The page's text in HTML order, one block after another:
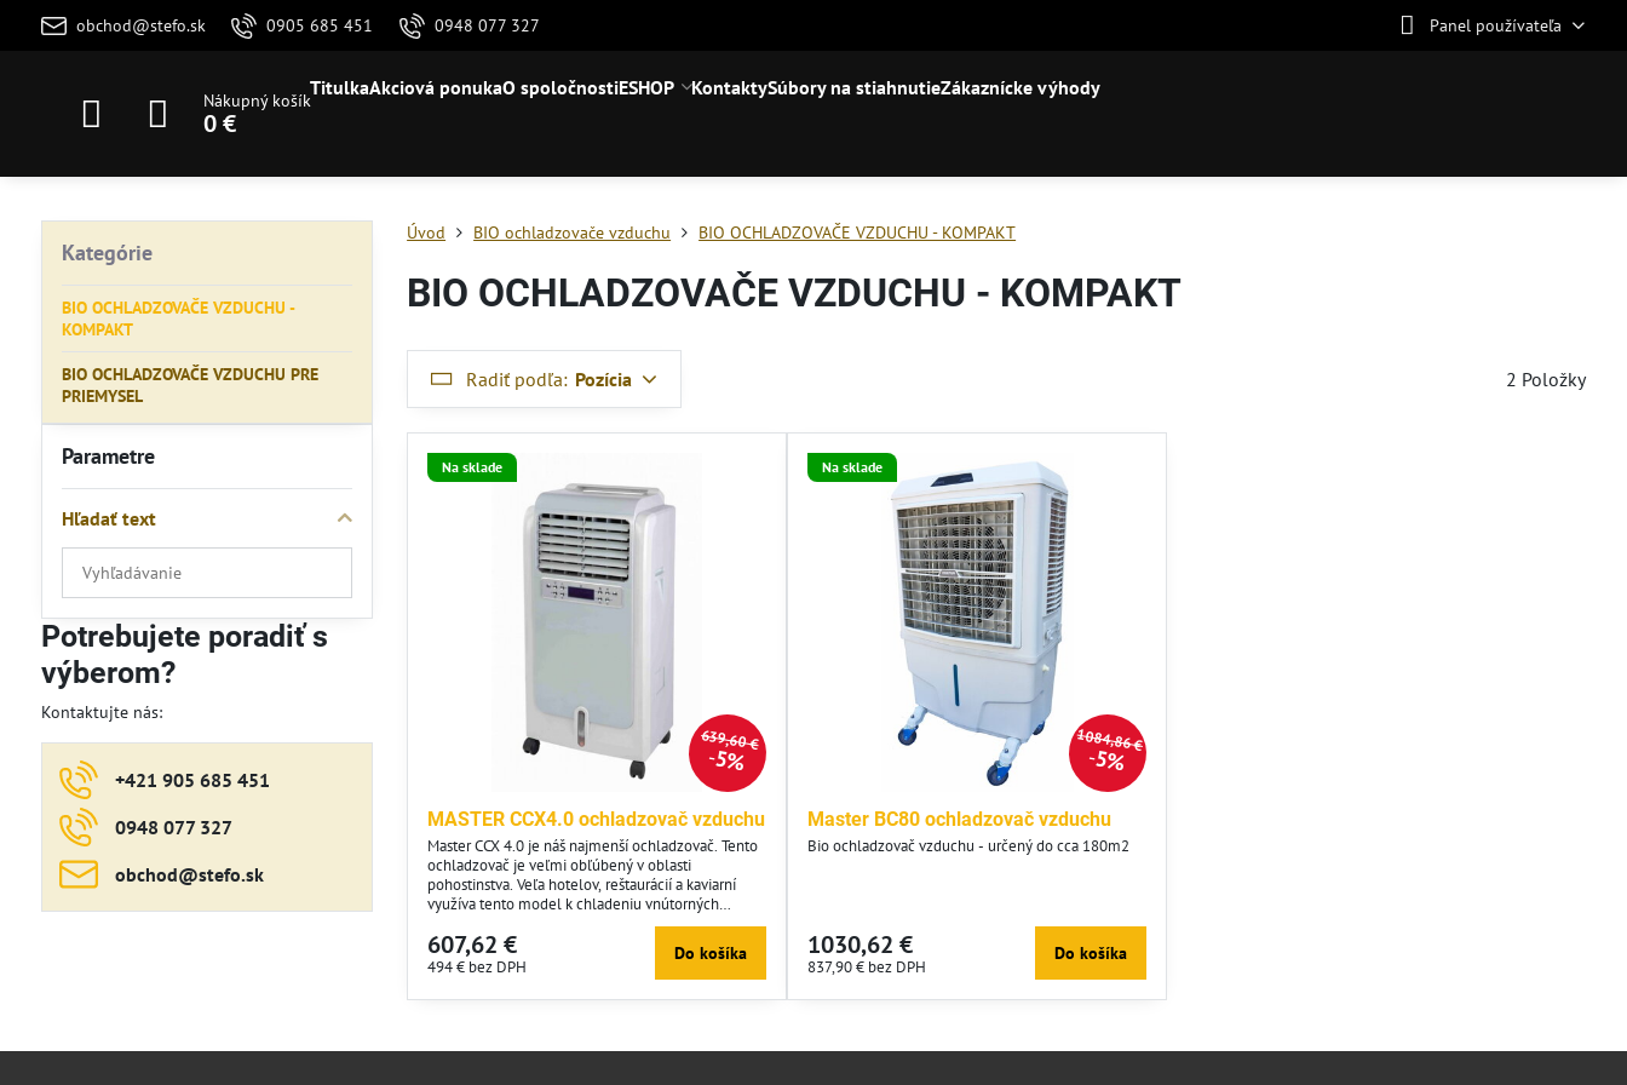
obchod@stefo.sk 0905 685 451 0948 077 327 Panel používateľa
Nákupný košík
0 €
TitulkaAkciová ponukaO spoločnostiESHOP KontaktySúbory na stiahnutieZákaznícke výhody
Úvod BIO ochladzovače vzduchu BIO OCHLADZOVAČE VZDUCHU - KOMPAKT
BIO OCHLADZOVAČE VZDUCHU - KOMPAKT
Radiť podľa: Pozícia 2 Položky
639,60 €
5%
Na sklade
MASTER CCX4.0 ochladzovač vzduchu
Master CCX 4.0 je náš najmenší ochladzovač. Tento
ochladzovač je veľmi obľúbený v oblasti
pohostinstva. Veľa hotelov, reštaurácií a kaviarní
využíva tento model k chladeniu vnútorných
(otvorené dvere / okná) a vonkajších priestorov a
pre zvýšenie pohodlia zákazníkov.
607,62 €
494 € bez DPH
Do košíka
1084,86 €
5%
Na sklade
Master BC80 ochladzovač vzduchu
Bio ochladzovač vzduchu - určený do cca 180m2
1030,62 €
837,90 € bez DPH
Do košíka
Parametre
Hľadať text
Prehľadať
výsledky
filtra
fulltextom
Potrebujete poradiť s
výberom?
Kontaktujte nás:
+421 905 685 451
0948 077 327
obchod​@stefo​.sk
Kategórie
BIO OCHLADZOVAČE VZDUCHU -
KOMPAKT
BIO OCHLADZOVAČE VZDUCHU PRE
PRIEMYSEL